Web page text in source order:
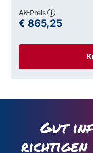
AK-Preis i
€ 865,25
Gut
richtigen